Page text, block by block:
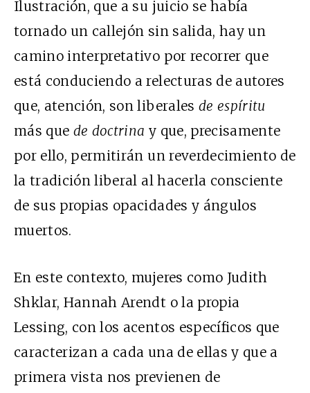
Ilustración, que a su juicio se había
tornado un callejón sin salida, hay un
camino interpretativo por recorrer que
está conduciendo a relecturas de autores
que, atención, son liberales de espíritu
más que de doctrina y que, precisamente
por ello, permitirán un reverdecimiento de
la tradición liberal al hacerla consciente
de sus propias opacidades y ángulos
muertos.
En este contexto, mujeres como Judith
Shklar, Hannah Arendt o la propia
Lessing, con los acentos específicos que
caracterizan a cada una de ellas y que a
primera vista nos previenen de